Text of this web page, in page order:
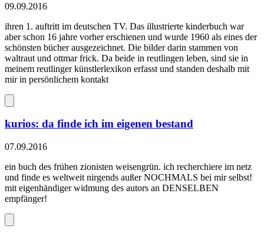
09.09.2016
ihren 1. auftritt im deutschen TV. Das illustrierte kinderbuch war
aber schon 16 jahre vorher erschienen und wurde 1960 als eines der
schönsten bücher ausgezeichnet. Die bilder darin stammen von
waltraut und ottmar frick. Da beide in reutlingen leben, sind sie in
meinem reutlinger künstlerlexikon erfasst und standen deshalb mit
mir in persönlichem kontakt
kurios: da finde ich im eigenen bestand
07.09.2016
ein buch des frühen zionisten weisengrün. ich recherchiere im netz
und finde es weltweit nirgends außer NOCHMALS bei mir selbst!
mit eigenhändiger widmung des autors an DENSELBEN
empfänger!